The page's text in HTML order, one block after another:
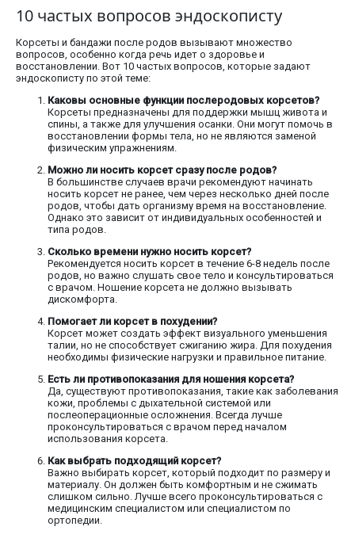
10 частых вопросов эндоскописту
Корсеты и бандажи после родов вызывают множество
вопросов, особенно когда речь идет о здоровье и
восстановлении. Вот 10 частых вопросов, которые задают
эндоскописту по этой теме:
Каковы основные функции послеродовых корсетов?
Корсеты предназначены для поддержки мышц живота и
спины, а также для улучшения осанки. Они могут помочь в
восстановлении формы тела, но не являются заменой
физическим упражнениям.
Можно ли носить корсет сразу после родов?
В большинстве случаев врачи рекомендуют начинать
носить корсет не ранее, чем через несколько дней после
родов, чтобы дать организму время на восстановление.
Однако это зависит от индивидуальных особенностей и
типа родов.
Сколько времени нужно носить корсет?
Рекомендуется носить корсет в течение 6-8 недель после
родов, но важно слушать свое тело и консультироваться
с врачом. Ношение корсета не должно вызывать
дискомфорта.
Помогает ли корсет в похудении?
Корсет может создать эффект визуального уменьшения
талии, но не способствует сжиганию жира. Для похудения
необходимы физические нагрузки и правильное питание.
Есть ли противопоказания для ношения корсета?
Да, существуют противопоказания, такие как заболевания
кожи, проблемы с дыхательной системой или
послеоперационные осложнения. Всегда лучше
проконсультироваться с врачом перед началом
использования корсета.
Как выбрать подходящий корсет?
Важно выбирать корсет, который подходит по размеру и
материалу. Он должен быть комфортным и не сжимать
слишком сильно. Лучше всего проконсультироваться с
медицинским специалистом или специалистом по
ортопедии.